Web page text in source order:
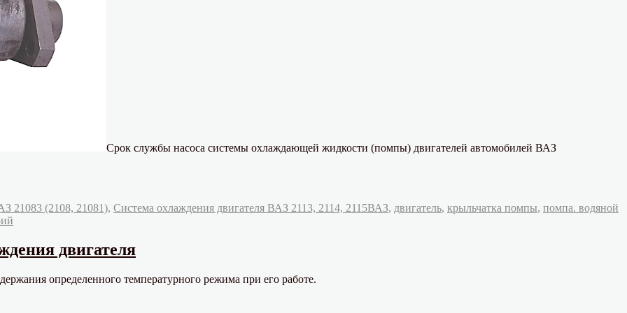
Срок службы насоса системы охлаждающей жидкости (помпы) двигателей автомобилей ВАЗ
21083 (2108, 21081), Система охлаждения двигателя ВАЗ 2113, 2114, 2115Метки
ВАЗ, двигатель, крыльчатка помпы, помпа. водяной
Водяной
насос
двигателей
двигателя
определенного температурного режима при его работе.